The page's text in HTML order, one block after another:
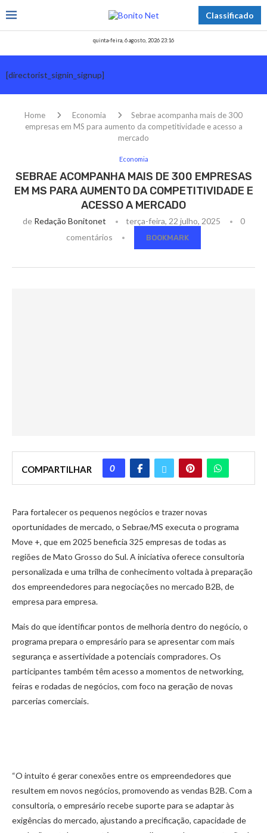
Classificado
quinta-feira, 6 agosto, 2026 23:16
[directorist_signin_signup]
Home Economia
Sebrae acompanha mais de 300
empresas em MS para aumento da competitividade e acesso a
mercado
Economia
SEBRAE ACOMPANHA MAIS DE 300 EMPRESAS
EM MS PARA AUMENTO DA COMPETITIVIDADE E
ACESSO A MERCADO
de Redação Bonitonet terça-feira, 22 julho, 2025
0
comentários
BOOKMARK
COMPARTILHAR 0
Para fortalecer os pequenos negócios e trazer novas
oportunidades de mercado, o Sebrae/MS executa o programa
Move +, que em 2025 beneficia 325 empresas de todas as
regiões de Mato Grosso do Sul. A iniciativa oferece consultoria
personalizada e uma trilha de conhecimento voltada à preparação
dos empreendedores para negociações no mercado B2B, de
empresa para empresa.
Mais do que identificar pontos de melhoria dentro do negócio, o
programa prepara o empresário para se apresentar com mais
segurança e assertividade a potenciais compradores. Os
participantes também têm acesso a momentos de networking,
feiras e rodadas de negócios, com foco na geração de novas
parcerias comerciais.
“O intuito é gerar conexões entre os empreendedores que
resultem em novos negócios, promovendo as vendas B2B. Com a
consultoria, o empresário recebe suporte para se adaptar às
exigências do mercado, ajustando a precificação, capacidade de